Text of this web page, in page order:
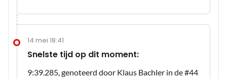
14 mei 18:41
Snelste tijd op dit moment:
9:39.285, genoteerd door Klaus Bachler in de #44